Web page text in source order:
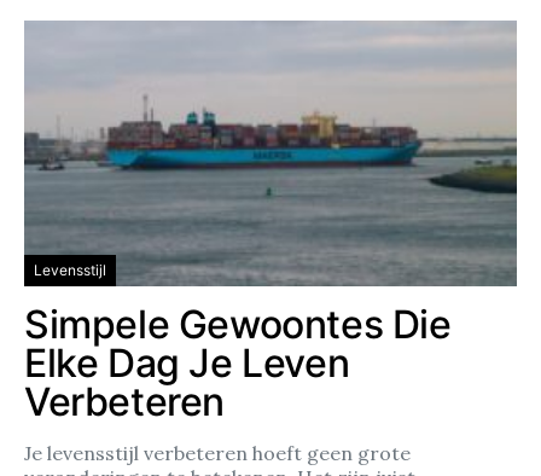
Levensstijl
Simpele Gewoontes Die
Elke Dag Je Leven
Verbeteren
Je levensstijl verbeteren hoeft geen grote